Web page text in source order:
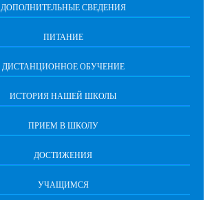
ДОПОЛНИТЕЛЬНЫЕ СВЕДЕНИЯ
ПИТАНИЕ
ДИСТАНЦИОННОЕ ОБУЧЕНИЕ
ИСТОРИЯ НАШЕЙ ШКОЛЫ
ПРИЕМ В ШКОЛУ
ДОСТИЖЕНИЯ
УЧАЩИМСЯ